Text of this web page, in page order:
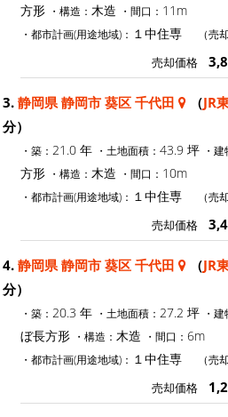
方形 ・構造： 木造 ・間口： 11m
・都市計画(用途地域)： １中住専 （売
売却価格
3. 静岡県 静岡市 葵区 千代田 （JR
分）
・築： 21.0 年 ・土地面積： 43.9 坪 ・
方形 ・構造： 木造 ・間口： 10m
・都市計画(用途地域)： １中住専 （売
売却価格
4. 静岡県 静岡市 葵区 千代田 （JR
分）
・築： 20.3 年 ・土地面積： 27.2 坪 ・
ぼ長方形 ・構造： 木造 ・間口： 6m
・都市計画(用途地域)： １中住専 （売
売却価格